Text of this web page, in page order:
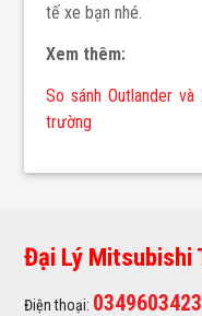
tế xe bạn nhé.
Xem thêm:
So sánh Outlander
trường
Đại Lý Mitsubishi
Điện thoại: 0349603423